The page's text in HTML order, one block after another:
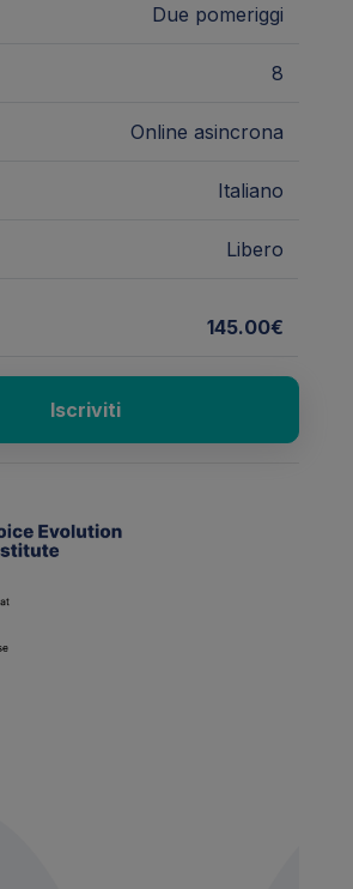
Due pomeriggi
8
Online asincrona
Italiano
Libero
145.00€
Iscriviti